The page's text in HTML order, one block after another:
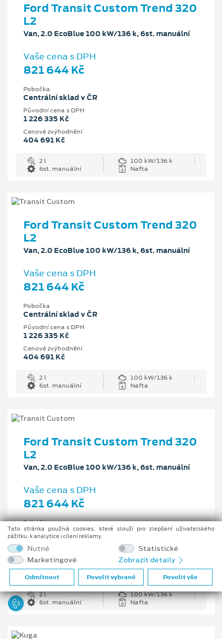
Ford Transit Custom Trend 320
L2
Van, 2.0 EcoBlue 100 kW/136 k, 6st. manuální
Vaše cena s DPH
821 644 Kč
Pobočka
Centrální sklad v ČR
Původní cena s DPH
1 226 335 Kč
Cenové zvýhodnění
404 691 Kč
2 l
100 kW/136 k
6st. manuální
Nafta
Ford Transit Custom Trend 320
L2
Van, 2.0 EcoBlue 100 kW/136 k, 6st. manuální
Vaše cena s DPH
821 644 Kč
Pobočka
Centrální sklad v ČR
Původní cena s DPH
1 226 335 Kč
Cenové zvýhodnění
404 691 Kč
2 l
100 kW/136 k
6st. manuální
Nafta
Ford Transit Custom Trend 320
L2
Van, 2.0 EcoBlue 100 kW/136 k, 6st. manuální
Vaše cena s DPH
821 644 Kč
Pobočka
Opava
1 226 335 Kč
Cenové zvýhodnění
404 691 Kč
2 l
100 kW/136 k
6st. manuální
Nafta
Tato stránka používá cookies, které slouží pro zlepšení uživatelského
zážitku, k analytice i cílení reklamy.
Nutné
Statistické
Marketingové
Zobrazit detaily
Odmítnout Povolit vybrané Povolit vše